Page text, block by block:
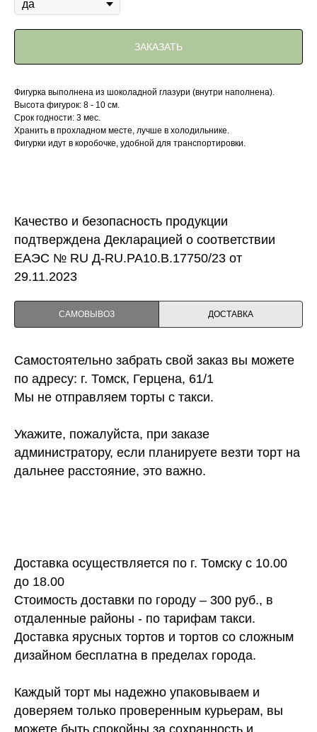
ЗАКАЗАТЬ
Фигурка выполнена из шоколадной глазури (внутри наполнена).
Высота фигурок: 8 - 10 см.
Срок годности: 3 мес.
Хранить в прохладном месте, лучше в холодильнике.
Фигурки идут в коробочке, удобной для транспортировки.
Качество и безопасность продукции
подтверждена Декларацией о соответствии
ЕАЭС № RU Д-RU.PA10.B.17750/23 от
29.11.2023
САМОВЫВОЗ ДОСТАВКА
Самостоятельно забрать свой заказ вы можете
по адресу: г. Томск, Герцена, 61/1
Мы не отправляем торты с такси.
Укажите, пожалуйста, при заказе
администратору, если планируете везти торт на
дальнее расстояние, это важно.
Доставка осуществляется по г. Томску с 10.00
до 18.00
Стоимость доставки по городу – 300 руб., в
отдаленные районы - по тарифам такси.
Доставка ярусных тортов и тортов со сложным
дизайном бесплатна в пределах города.
Каждый торт мы надежно упаковываем и
доверяем только проверенным курьерам, вы